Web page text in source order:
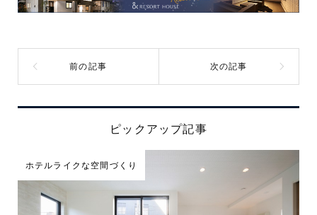
ピックアップ記事
ホテルライクな空間づくり